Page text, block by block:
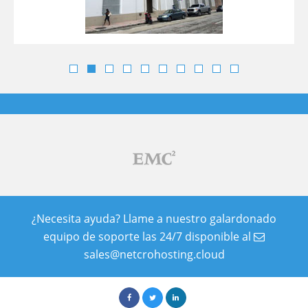
¿Necesita ayuda? Llame a nuestro galardonado
equipo de soporte las 24/7 disponible al
sales@netcrohosting.cloud